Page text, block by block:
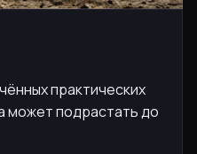
практических
может подрастать до